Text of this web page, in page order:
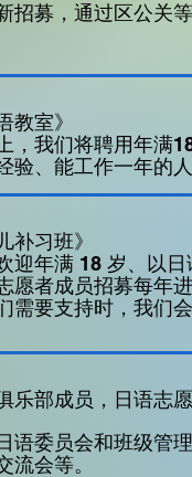
招募，通过区公关
教室》
，我们将聘用年满
验、能工作一年的人
补习班》
迎年满 18 岁、以日
愿者成员招募每年
需要支持时，我们
乐部成员，日语志
语委员会和班级管
流会等。